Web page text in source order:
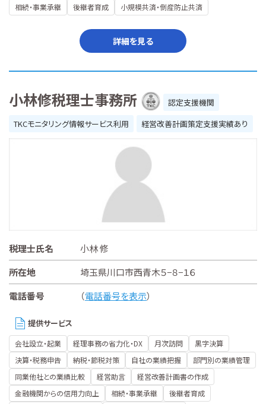
相続・事業承継 後継者育成 小規模共済・倒産防止共済
詳細を見る
小林修税理士事務所
認定支援機関
TKCモニタリング情報サービス利用
経営改善計画策定支援実績あり
税理士氏名
小林 修
所在地
埼玉県川口市西青木５−８−１６
電話番号
（電話番号を表示）
提供サービス
会社設立・起業 経理事務の省力化・DX 月次訪問
黒字決算
決算・税務申告
納税・節税対策 自社の業績把握
部門別の業績管理
同業他社との業績比較
経営助言
経営改善計画書の作成
金融機関からの信用力向上
相続・事業承継
後継者育成